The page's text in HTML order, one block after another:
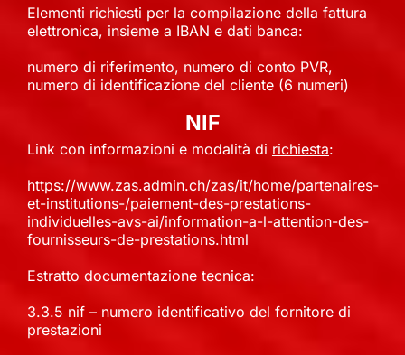
Elementi richiesti per la compilazione della fattura
elettronica, insieme a IBAN e dati banca:
numero di riferimento, numero di conto PVR,
numero di identificazione del cliente (6 numeri)
NIF
Link con informazioni e modalità di richiesta:
https://www.zas.admin.ch/zas/it/home/partenaires-
et-institutions-/paiement-des-prestations-
individuelles-avs-ai/information-a-l-attention-des-
fournisseurs-de-prestations.html
Estratto documentazione tecnica:
3.3.5 nif – numero identificativo del fornitore di
prestazioni